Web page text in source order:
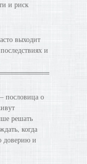
и риск
выходит
и
пословица о
решать
когда
доверию и